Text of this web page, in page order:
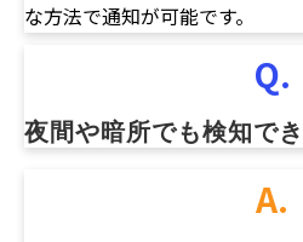
な方法で通知が可能です。
Q.
夜間や暗所でも検知で
A.